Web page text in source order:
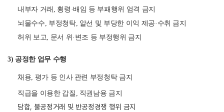
내부자 거래, 횡령·배임 등 부패행위 엄격 금지
뇌물수수, 부정청탁, 알선 및 부당한 이익 제공·수취 금지
허위 보고, 문서 위·변조 등 부정행위 금지
3) 공정한 업무 수행
채용, 평가 등 인사 관련 부정청탁 금지
직급을 이용한 갑질, 직권남용 금지
담합, 불공정거래 및 반공정경쟁 행위 금지